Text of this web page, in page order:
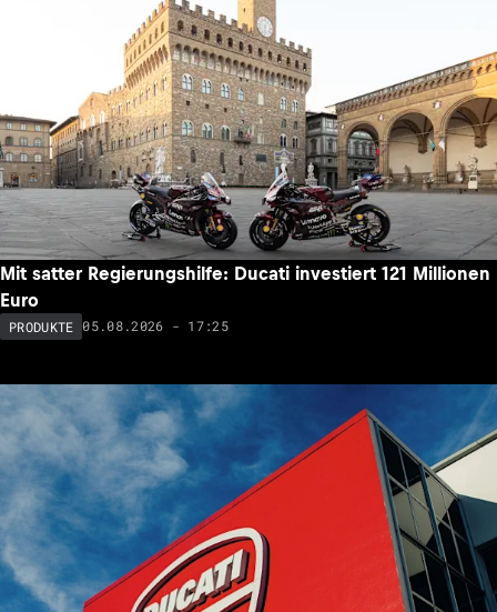
Mit satter Regierungshilfe: Ducati investiert 121 Millionen
Euro
PRODUKTE 05.08.2026 - 17:25